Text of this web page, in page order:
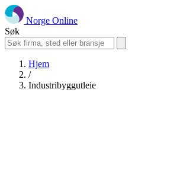
Norge Online
Søk
Hjem
/
Industribyggutleie